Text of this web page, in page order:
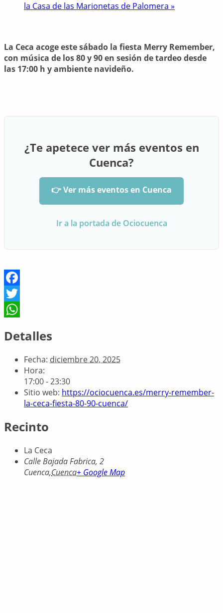
la Casa de las Marionetas de Palomera »
La Ceca acoge este sábado la fiesta Merry Remember,
con música de los 80 y 90 en sesión de tardeo desde
las 17:00 h y ambiente navideño.
¿Te apetece ver más eventos en
Cuenca?
👉 Ver más eventos en Cuenca
Ir a la portada de Ociocuenca
Facebook
Twitter
Detalles
Fecha: diciembre 20, 2025
Hora:
17:00 - 23:30
Sitio web: https://ociocuenca.es/merry-remember-
la-ceca-fiesta-80-90-cuenca/
Recinto
La Ceca
Calle Bajada Fabrica, 2
Cuenca,Cuenca+ Google Map